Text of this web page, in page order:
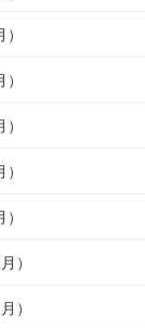
）
）